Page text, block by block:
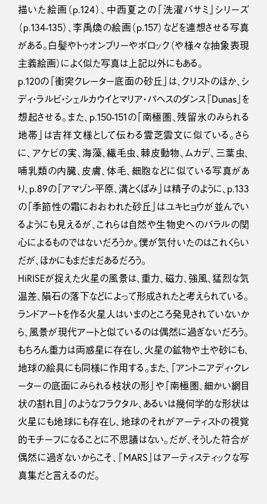
描いた絵画（p.124）、中西夏之の「洗濯バサミ」シリーズ
（p.134-135）、李禹煥の絵画（p.157）などを連想させる写真
がある。白髪やトゥオンブリーやポロック（や様々な抽象表現
主義絵画）によく似た写真は上記以外にもある。
p.120の「衝突クレーター底面の砂丘」は、クリストのほか、シ
ディ・ラルビ・シェルカウイとマリア・パヘスのダンス『Dunas』を
想起させる。また、p.150-151の「南極圏、残留氷のみられる
地帯」は吉祥文様として伝わる霊芝雲文に似ている。さら
に、アケビの実、海藻、繊毛虫、棘皮動物、ムカデ、三葉虫、
哺乳類の内臓、皮膚、体毛、細胞などに似ている写真があ
り、p.89の「アマゾン平原、溝とくぼみ」は精子のように、p.133
の「季節性の霜におおわれた砂丘」はユキヒョウが並んでい
るようにも見えるが、これらは自然や生物史へのバラルの関
心によるものではないだろうか。僕が気付いたのはこれくらい
だが、ほかにもまだまだあるだろう。
HiRISEが捉えた火星の風景は、重力、磁力、強風、猛烈な気
温差、隕石の落下などによって形成されたと考えられている。
ランドアートを作る火星人はいまのところ発見されていないか
ら、風景が現代アートと似ているのは偶然に過ぎないだろう。
もちろん重力は両惑星に存在し、火星の鉱物や土や砂にも、
地球の絵具にも同様に作用する。また、「アントニアディ・クレ
ーターの底面にみられる枝状の形」や「南極圏、細かい網目
状の割れ目」のようなフラクタル、あるいは幾何学的な形状は
火星にも地球にも存在し、地球のそれがアーティストの視覚
的モチーフになることに不思議はない。だが、そうした符合が
偶然に過ぎないからこそ、『MARS』はアーティスティックな写
真集だと言えるのだ。